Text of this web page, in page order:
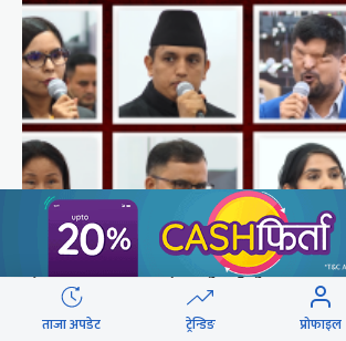
संसद्‍मा रास्वपा सांसदले खोजे सरकार
ताजा अपडेट ट्रेन्डिङ प्रोफाइल